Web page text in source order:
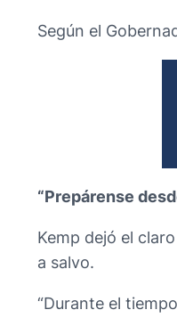
Según el
“Prepárense
Kemp dejó el
a salvo.
“Durante el